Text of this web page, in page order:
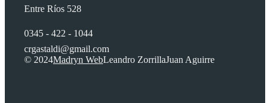
Entre Ríos 528
0345 - 422 - 1044
crgastaldi@gmail.com
© 2024Madryn WebLeandro ZorrillaJuan Aguirre